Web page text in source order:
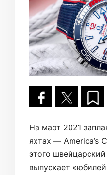
На март 2021
яхтах — America’s
этого
выпускает